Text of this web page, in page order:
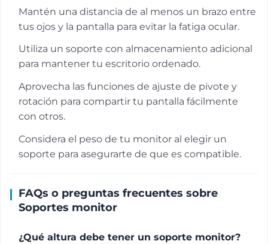
Mantén una distancia de al menos un brazo entre
tus ojos y la pantalla para evitar la fatiga ocular.
Utiliza un soporte con almacenamiento adicional
para mantener tu escritorio ordenado.
Aprovecha las funciones de ajuste de pivote y
rotación para compartir tu pantalla fácilmente
con otros.
Considera el peso de tu monitor al elegir un
soporte para asegurarte de que es compatible.
FAQs o preguntas frecuentes sobre
Soportes monitor
¿Qué altura debe tener un soporte monitor?